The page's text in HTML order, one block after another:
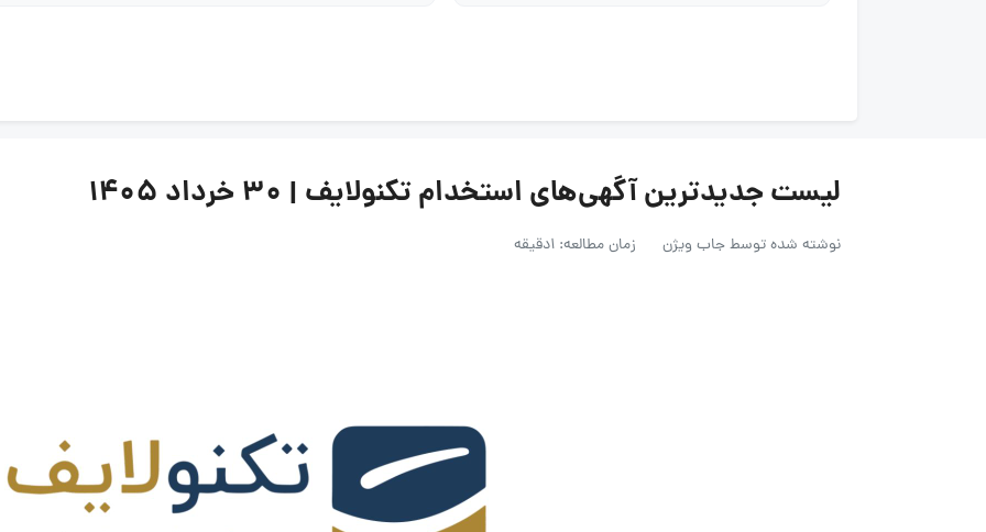
لیست جدیدترین آگهی‌های استخدام تکنولایف | ۳۰ خرداد ۱۴۰۵
نوشته شده توسطجاب ویژن زمان مطالعه: 1دقیقه